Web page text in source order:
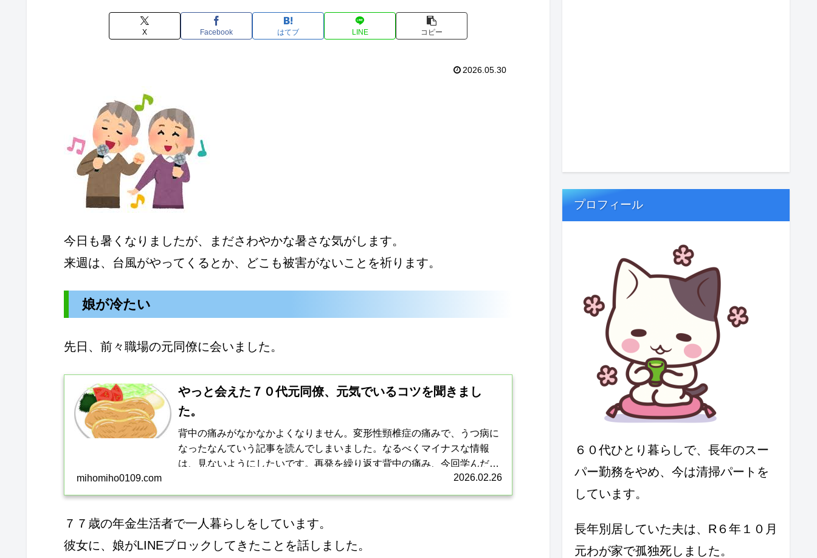
X Facebook はてブ LINE コピー
2026.05.30
今日も暑くなりましたが、まださわやかな暑さな気がします。
来週は、台風がやってくるとか、どこも被害がないことを祈ります。
娘が冷たい
先日、前々職場の元同僚に会いました。
やっと会えた７０代元同僚、元気でいるコツを聞きまし
た。
背中の痛みがなかなかよくなりません。変形性頸椎症の痛みで、うつ病に
なったなんていう記事を読んでしまいました。なるべくマイナスな情報
は、見ないようにしたいです。再発を繰り返す背中の痛み、今回学んだこ
mihomiho0109.com 2026.02.26
７７歳の年金生活者で一人暮らしをしています。
彼女に、娘がLINEブロックしてきたことを話しました。
プロフィール
６０代ひとり暮らしで、長年のスー
パー勤務をやめ、今は清掃パートを
しています。
長年別居していた夫は、R６年１０月
元わが家で孤独死しました。